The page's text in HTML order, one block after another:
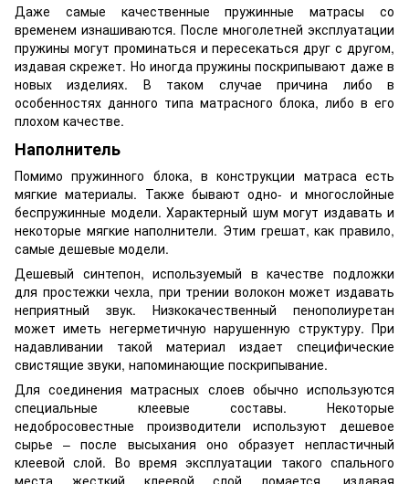
Даже самые качественные пружинные матрасы со
временем изнашиваются. После многолетней эксплуатации
пружины могут проминаться и пересекаться друг с другом,
издавая скрежет. Но иногда пружины поскрипывают даже в
новых изделиях. В таком случае причина либо в
особенностях данного типа матрасного блока, либо в его
плохом качестве.
Наполнитель
Помимо пружинного блока, в конструкции матраса есть
мягкие материалы. Также бывают одно- и многослойные
беспружинные модели. Характерный шум могут издавать и
некоторые мягкие наполнители. Этим грешат, как правило,
самые дешевые модели.
Дешевый синтепон, используемый в качестве подложки
для простежки чехла, при трении волокон может издавать
неприятный звук. Низкокачественный пенополиуретан
может иметь негерметичную нарушенную структуру. При
надавливании такой материал издает специфические
свистящие звуки, напоминающие поскрипывание.
Для соединения матрасных слоев обычно используются
специальные клеевые составы. Некоторые
недобросовестные производители используют дешевое
сырье – после высыхания оно образует непластичный
клеевой слой. Во время эксплуатации такого спального